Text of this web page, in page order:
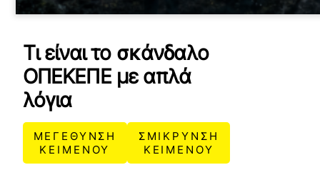
Τι είναι το σκάνδαλο
ΟΠΕΚΕΠΕ με απλά
λόγια
ΜΕΓΕΘΥΝΣΗ
ΚΕΙΜΕΝΟΥ
ΣΜΙΚΡΥΝΣΗ
ΚΕΙΜΕΝΟΥ